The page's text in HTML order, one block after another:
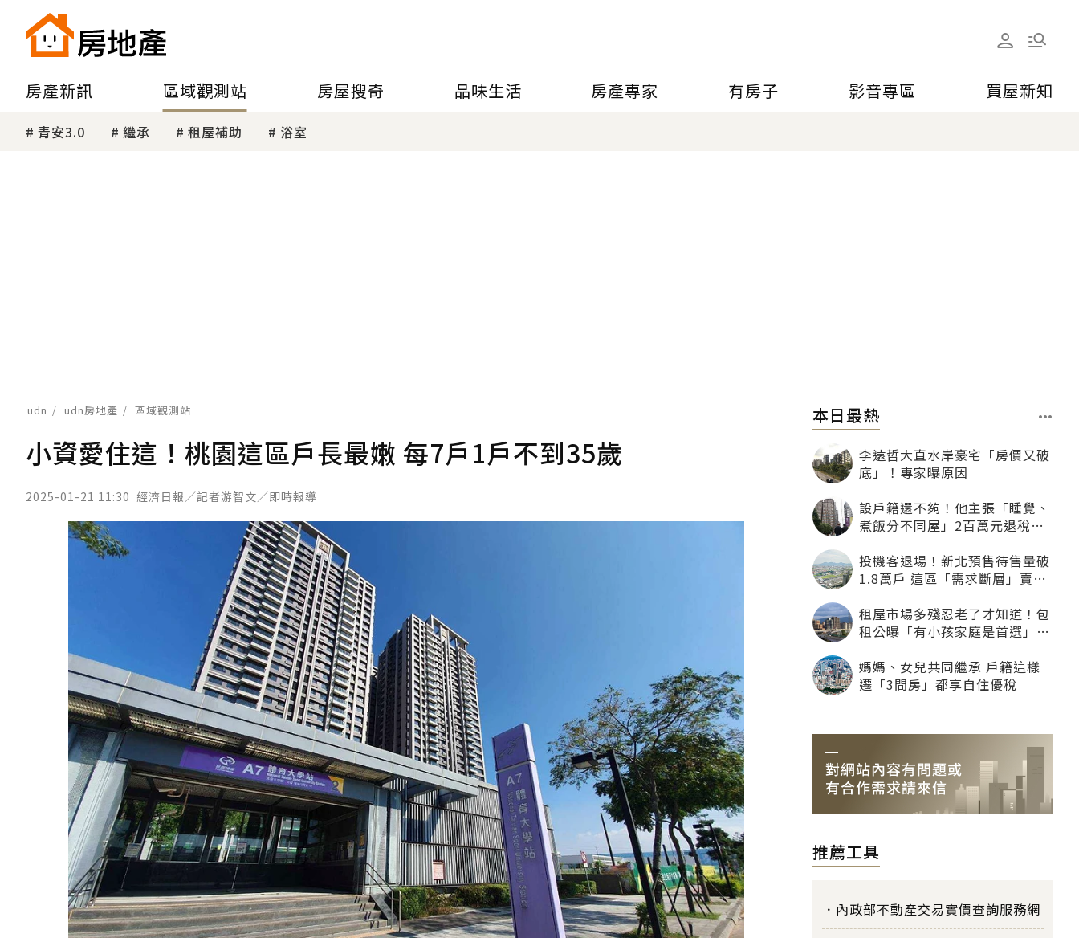
房產新訊 區域觀測站 房屋搜奇 品味生活 房產專家 有房子 影音專區 買屋新知
青安3.0 繼承 租屋補助 浴室
udn udn房地產 區域觀測站
小資愛住這！桃園這區戶長最嫩 每7戶1戶不到35歲
2025-01-21 11:30 經濟日報／記者游智文／即時報導
本日最熱
李遠哲大直水岸豪宅「房價又破
底」！專家曝原因
設戶籍還不夠！他主張「睡覺、
煮飯分不同屋」2百萬元退稅照
投機客退場！新北預售待售量破
1.8萬戶 這區「需求斷層」賣壓
租屋市場多殘忍老了才知道！包
租公曝「有小孩家庭是首選」：
媽媽、女兒共同繼承 戶籍這樣
遷「3間房」都享自住優稅
推薦工具
內政部不動產交易實價查詢服務網